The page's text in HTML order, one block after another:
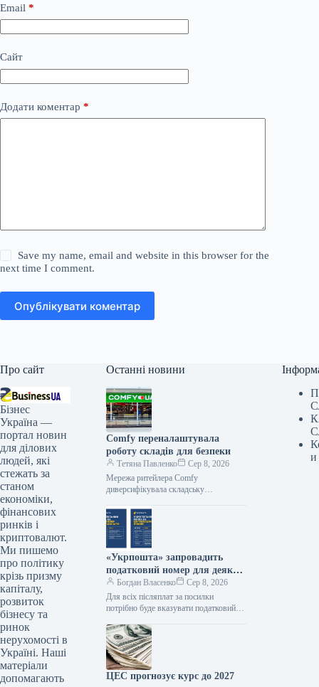
Email *
Сайт
Додати коментар *
Save my name, email and website in this browser for the
next time I comment.
Опублікувати коментар
Про сайт
Бізнес
Україна —
портал новин
для ділових
людей, які
стежать за
станом
економіки,
фінансових
ринків і
криптовалют.
Ми пишемо
про політику
крізь призму
капіталу,
розвиток
бізнесу та
ринок
нерухомості в
Україні. Наші
матеріали
допомагають
Останні новини
Comfy переналаштувала
роботу складів для безпеки
Тетяна Павленко
Сер 8, 2026
Мережа ритейлера Comfy
диверсифікувала складську
оптимізувала режим роботи
розподільчих центрів. Основне
системне рішення полягає у
«Укрпошта» запровадить
податковий номер для деяких
операцій: пояснення для
клієнтів
Богдан Власенко
Сер 8, 2026
Для всіх післяплат за посилки
потрібно буде вказувати податковий
прокоментувала роз’яснення
Національного банку щодо збору…
ЦЕС прогнозує курс до 2027
и